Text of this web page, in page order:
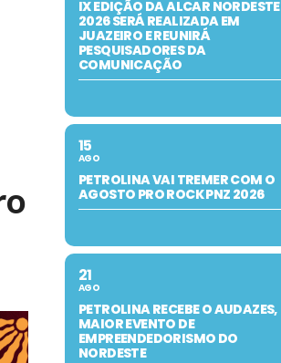
IX EDIÇÃO DA ALCAR NORDESTE
2026 SERÁ REALIZADA EM
JUAZEIRO E REUNIRÁ
PESQUISADORES DA
COMUNICAÇÃO
15
AGO
PETROLINA VAI TREMER COM O
AGOSTO PRO ROCK PNZ 2026
21
AGO
PETROLINA RECEBE O AUDAZES,
MAIOR EVENTO DE
EMPREENDEDORISMO DO
NORDESTE